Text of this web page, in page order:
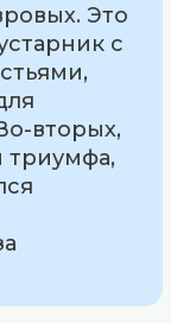
Это
с
вторых,
триумфа,